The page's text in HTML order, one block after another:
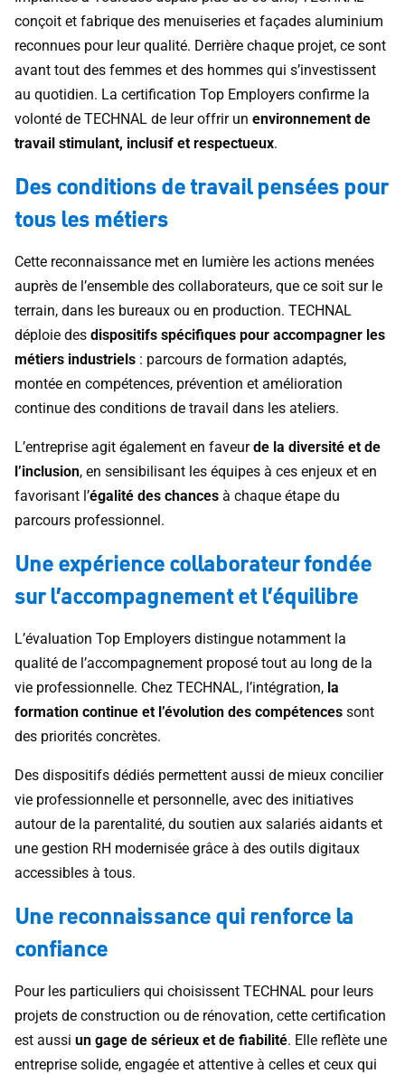
conçoit et fabrique des menuiseries et façades aluminium
reconnues pour leur qualité. Derrière chaque projet, ce sont
avant tout des femmes et des hommes qui s’investissent
au quotidien. La certification Top Employers confirme la
volonté de TECHNAL de leur offrir un environnement de
travail stimulant, inclusif et respectueux.
Des conditions de travail pensées pour
tous les métiers
Cette reconnaissance met en lumière les actions menées
auprès de l’ensemble des collaborateurs, que ce soit sur le
terrain, dans les bureaux ou en production. TECHNAL
déploie des dispositifs spécifiques pour accompagner les
métiers industriels : parcours de formation adaptés,
montée en compétences, prévention et amélioration
continue des conditions de travail dans les ateliers.
L’entreprise agit également en faveurde la diversité et de
l’inclusion, en sensibilisant les équipes à ces enjeux et en
favorisant l’égalité des chances à chaque étape du
parcours professionnel.
Une expérience collaborateur fondée
sur l’accompagnement et l’équilibre
L’évaluation Top Employers distingue notamment la
qualité de l’accompagnement proposé tout au long de la
vie professionnelle. Chez TECHNAL, l’intégration, la
formation continue et l’évolution des compétences sont
des priorités concrètes.
Des dispositifs dédiés permettent aussi de mieux concilier
vie professionnelle et personnelle, avec des initiatives
autour de la parentalité, du soutien aux salariés aidants et
une gestion RH modernisée grâce à des outils digitaux
accessibles à tous.
Une reconnaissance qui renforce la
confiance
Pour les particuliers qui choisissent TECHNAL pour leurs
projets de construction ou de rénovation, cette certification
est aussi un gage de sérieux et de fiabilité. Elle reflète une
entreprise solide, engagée et attentive à celles et ceux qui